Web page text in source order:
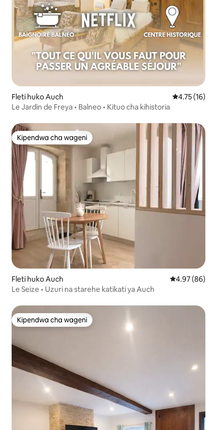
Fleti huko Auch Ukadiriaji wa
4.75 (16)
Le Jardin de Freya • Balneo • Kituo cha kihistoria
Kipendwa cha wageni
Kipendwa cha wageni
Fleti huko Auch Ukadiriaji wa
4.97 (86)
Le Seize • Uzuri na starehe katikati ya Auch
Kipendwa cha wageni
Kipendwa cha wageni